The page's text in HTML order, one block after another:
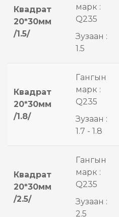
Квадрат
20*30мм
/1.5/
марк :
Q235
Зузаан :
1.5
Квадрат
20*30мм
/1.8/
Гангын
марк :
Q235
Зузаан :
1.7 - 1.8
Квадрат
20*30мм
/2.5/
Гангын
марк :
Q235
Зузаан :
2.5